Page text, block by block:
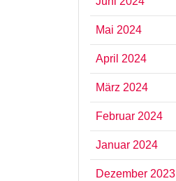
Mai 2024
April 2024
März 2024
Februar 2024
Januar 2024
Dezember 2023